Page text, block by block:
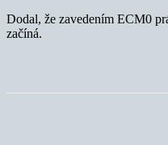
Dodal, že zavedením ECM0
začíná.